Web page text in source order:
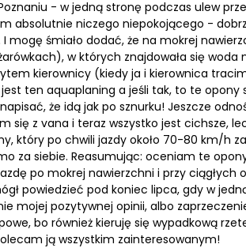
- w jedną stronę podczas ulew
absolutnie niczego niepokojącego -
mogę śmiało dodać, że na mokrej
w których znajdowała się woda
kierownicy (kiedy ja i kierownica
ten aquaplaning a jeśli tak, to te
że idą jak po sznurku! Jeszcze
się z vana i teraz wszystko jest cichsze,
który po chwili jazdy około 70-80 km/h
za siebie. Reasumując: oceniam te
po mokrej nawierzchni i przy ciągłych
powiedzieć pod koniec lipca, gdy w
mojej pozytywnej opinii, albo
bo również kieruję się wypadkową
ją wszystkim zainteresowanym!